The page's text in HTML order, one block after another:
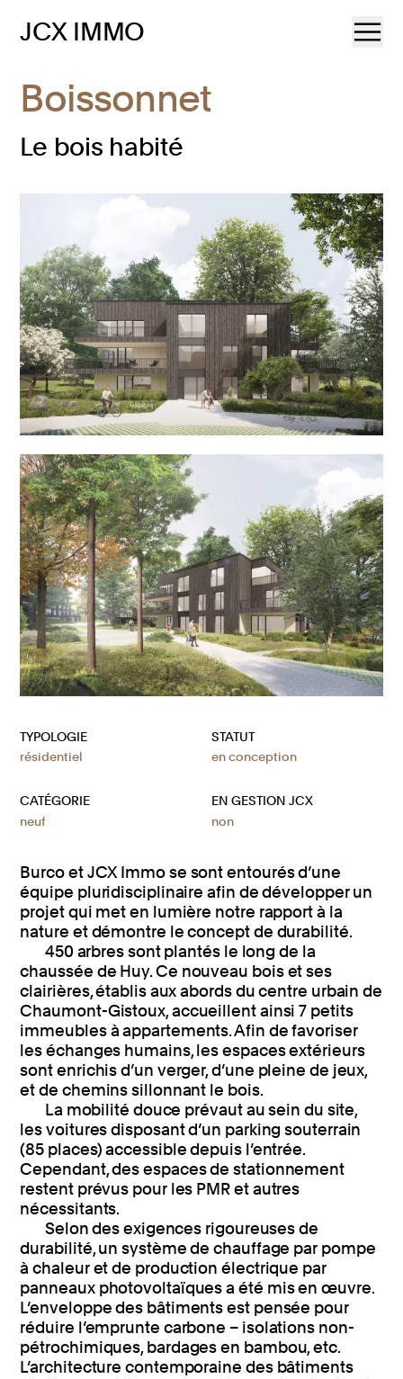
JCX IMMO
Boissonnet
Le bois habité
TYPOLOGIE
résidentiel
STATUT
en conception
CATÉGORIE
neuf
EN GESTION JCX
non
Burco et JCX Immo se sont entourés d’une
équipe pluridisciplinaire afin de développer un
projet qui met en lumière notre rapport à la
nature et démontre le concept de durabilité.
450 arbres sont plantés le long de la
chaussée de Huy. Ce nouveau bois et ses
clairières, établis aux abords du centre urbain de
Chaumont-Gistoux, accueillent ainsi 7 petits
immeubles à appartements. Afin de favoriser
les échanges humains, les espaces extérieurs
sont enrichis d’un verger, d’une pleine de jeux,
et de chemins sillonnant le bois.
La mobilité douce prévaut au sein du site,
les voitures disposant d’un parking souterrain
(85 places) accessible depuis l’entrée.
Cependant, des espaces de stationnement
restent prévus pour les PMR et autres
nécessitants.
Selon des exigences rigoureuses de
durabilité, un système de chauffage par pompe
à chaleur et de production électrique par
panneaux photovoltaïques a été mis en œuvre.
L’enveloppe des bâtiments est pensée pour
réduire l’emprunte carbone – isolations non-
pétrochimiques, bardages en bambou, etc.
L’architecture contemporaine des bâtiments